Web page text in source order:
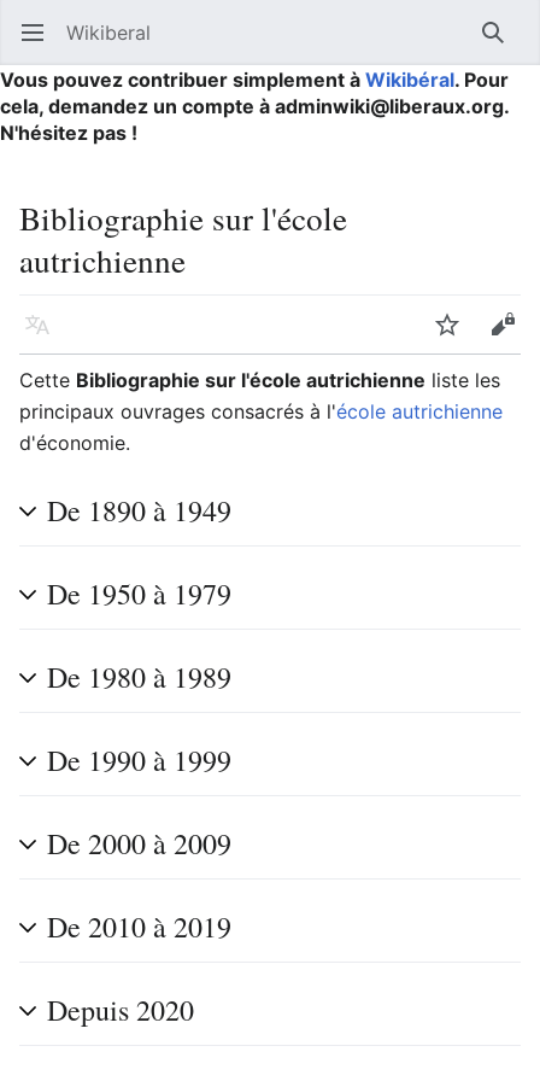
Ouvrir le menu principal Wikiberal
Vous pouvez contribuer simplement à Wikibéral. Pour
cela, demandez un compte à adminwiki@liberaux.org.
N'hésitez pas !
Bibliographie sur l'école
autrichienne
Langue Suivre
Cette Bibliographie sur l'école autrichienne liste les
principaux ouvrages consacrés à l'école autrichienne
d'économie.
De 1890 à 1949
De 1950 à 1979
De 1980 à 1989
De 1990 à 1999
De 2000 à 2009
De 2010 à 2019
Depuis 2020